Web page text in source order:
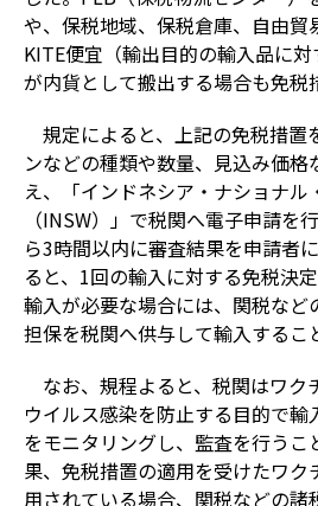
や、保税地域、保税倉庫、自由貿
KITE便宜（輸出目的の輸入品に
が内貨として搬出する場合も免税
規定によると、上記の免税措置
ンなどの種類や数量、見込み価格
え、「インドネシア・ナショナル
（INSW）」で税関へ電子申請を
ら3時間以内に審査結果を申請者
ると、1回の輸入に対する免税決
輸入が必要な場合には、関税など
担保を税関へ供与して輸入するこ
なお、規程よると、税関はワク
ウイルス感染を防止する目的で
をモニタリングし、監査を行うこ
果、免税措置の適用を受けたワ
用されている場合、関税などの諸